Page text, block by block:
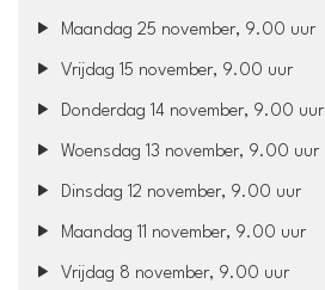
Maandag 25 november, 9.00 uur
Vrijdag 15 november, 9.00 uur
Donderdag 14 november, 9.00 uur
Woensdag 13 november, 9.00 uur
Dinsdag 12 november, 9.00 uur
Maandag 11 november, 9.00 uur
Vrijdag 8 november, 9.00 uur